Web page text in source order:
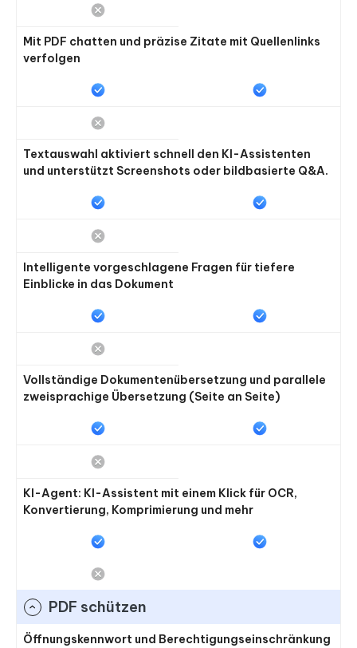
Mit PDF chatten und präzise Zitate mit Quellenlinks
verfolgen
Textauswahl aktiviert schnell den KI-Assistenten
und unterstützt Screenshots oder bildbasierte Q&A.
Intelligente vorgeschlagene Fragen für tiefere
Einblicke in das Dokument
Vollständige Dokumentenübersetzung und parallele
zweisprachige Übersetzung (Seite an Seite)
KI-Agent: KI-Assistent mit einem Klick für OCR,
Konvertierung, Komprimierung und mehr
PDF schützen
Öffnungskennwort und Berechtigungseinschränkung